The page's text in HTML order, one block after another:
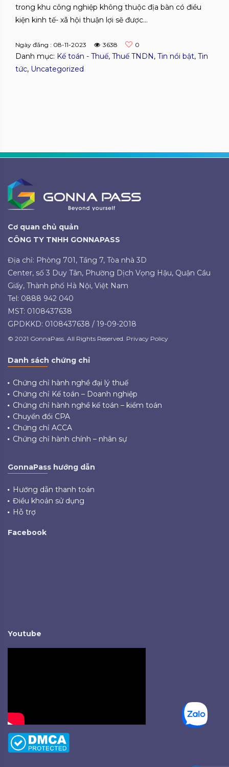
trong khu công nghiệp không thuộc địa bàn có điều
kiện kinh tế- xã hội thuận lợi sẽ được...
Ngày đăng : 08-11-2023 3638 0
Danh mục: Kế toán - Thuế, Thuế TNDN , Tin nổi bật, Tin
tức, Uncategorized
Cơ quan chủ quản
CÔNG TY TNHH GONNAPASS
Địa chỉ: Phòng 701, Tầng 7, Tòa nhà 3D
Center, số 3 Duy Tân, Phường Dịch Vọng Hậu, Quận Cầu
Giấy, Thành phố Hà Nội, Việt Nam
Tel: 0888 942 040
MST: 0108437638
GPDKKD: 0108437638 / 19-09-2018
© 2021 GonnaPass. All Rights Reserved. Privacy Policy
Danh sách chứng chỉ
Chứng chỉ hành nghề đại lý thuế
Chứng chỉ Kế toán – Doanh nghiệp
Chứng chỉ hành nghề kế toán – kiểm toán
Chuyển đổi CPA
Chứng chỉ ACCA
Chứng chỉ hành chính – nhân sự
GonnaPass hướng dẫn
Hướng dẫn thanh toán
Điều khoản sử dụng
Hỗ trợ
Facebook
Youtube